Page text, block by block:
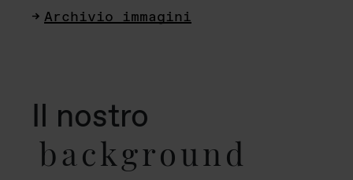
Archivio immagini
Il nostro
background